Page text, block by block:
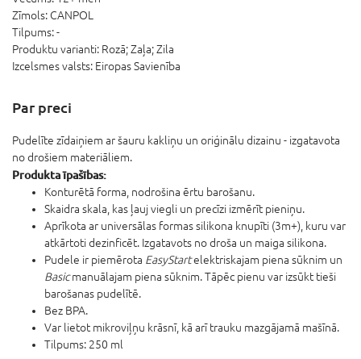
Zīmols: CANPOL
Tilpums:-
Produktu varianti: Rozā; Zaļa; Zila
Izcelsmes valsts: Eiropas Savienība
Par preci
Pudelīte zīdaiņiem ar šauru kakliņu un oriģinālu dizainu - izgatavota
no drošiem materiāliem.
Produkta īpašības:
Konturētā forma, nodrošina ērtu barošanu.
Skaidra skala, kas ļauj viegli un precīzi izmērīt pieniņu.
Aprīkota ar universālas formas silikona knupīti (3m+), kuru var
atkārtoti dezinficēt. Izgatavots no droša un maiga silikona.
Pudele ir piemērota EasyStartelektriskajam piena sūknim un
Basicmanuālajam piena sūknim. Tāpēc pienu var izsūkt tieši
barošanas pudelītē.
Bez BPA.
Var lietot mikroviļņu krāsnī, kā arī trauku mazgājamā mašīnā.
Tilpums: 250 ml